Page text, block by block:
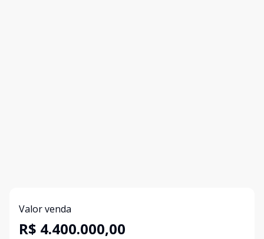
Valor venda
R$ 4.400.000,00